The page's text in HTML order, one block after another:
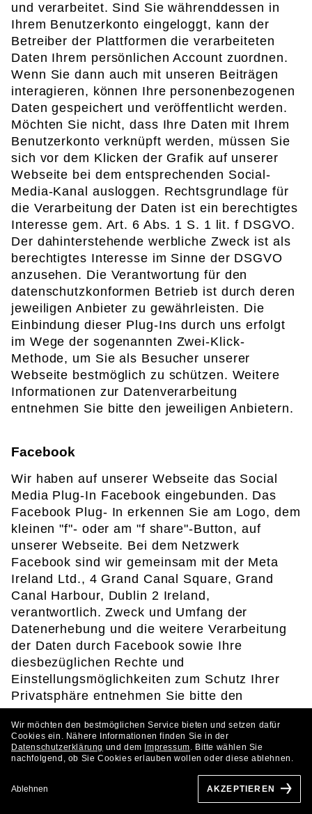
und verarbeitet. Sind Sie währenddessen in
Ihrem Benutzerkonto eingeloggt, kann der
Betreiber der Plattformen die verarbeiteten
Daten Ihrem persönlichen Account zuordnen.
Wenn Sie dann auch mit unseren Beiträgen
interagieren, können Ihre personenbezogenen
Daten gespeichert und veröffentlicht werden.
Möchten Sie nicht, dass Ihre Daten mit Ihrem
Benutzerkonto verknüpft werden, müssen Sie
sich vor dem Klicken der Grafik auf unserer
Webseite bei dem entsprechenden Social-
Media-Kanal ausloggen. Rechtsgrundlage für
die Verarbeitung der Daten ist ein berechtigtes
Interesse gem. Art. 6 Abs. 1 S. 1 lit. f DSGVO.
Der dahinterstehende werbliche Zweck ist als
berechtigtes Interesse im Sinne der DSGVO
anzusehen. Die Verantwortung für den
datenschutzkonformen Betrieb ist durch deren
jeweiligen Anbieter zu gewährleisten. Die
Einbindung dieser Plug-Ins durch uns erfolgt
im Wege der sogenannten Zwei-Klick-
Methode, um Sie als Besucher unserer
Webseite bestmöglich zu schützen. Weitere
Informationen zur Datenverarbeitung
entnehmen Sie bitte den jeweiligen Anbietern.
Facebook
Wir haben auf unserer Webseite das Social
Media Plug-In Facebook eingebunden. Das
Facebook Plug- In erkennen Sie am Logo, dem
kleinen "f"- oder am "f share"-Button, auf
unserer Webseite. Bei dem Netzwerk
Facebook sind wir gemeinsam mit der Meta
Ireland Ltd., 4 Grand Canal Square, Grand
Canal Harbour, Dublin 2 Ireland,
verantwortlich. Zweck und Umfang der
Datenerhebung und die weitere Verarbeitung
der Daten durch Facebook sowie Ihre
diesbezüglichen Rechte und
Einstellungsmöglichkeiten zum Schutz Ihrer
Privatsphäre entnehmen Sie bitte den
Datenschutzhinweisen von Facebook.https://d
e-de.facebook.com/policy.php
Auf unserer Webseite finden Sie auch das
Wir möchten den bestmöglichen Service bieten und setzen dafür
Cookies ein. Nähere Informationen finden Sie in der
Datenschutzerklärung und dem Impressum. Bitte wählen Sie
nachfolgend, ob Sie Cookies erlauben wollen oder diese ablehnen.
Ablehnen AKZEPTIEREN